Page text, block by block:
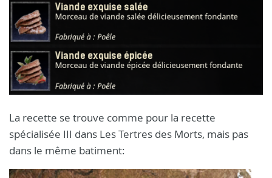
La recette se trouve comme pour la recette
spécialisée III dans Les Tertres des Morts, mais pas
dans le même batiment: